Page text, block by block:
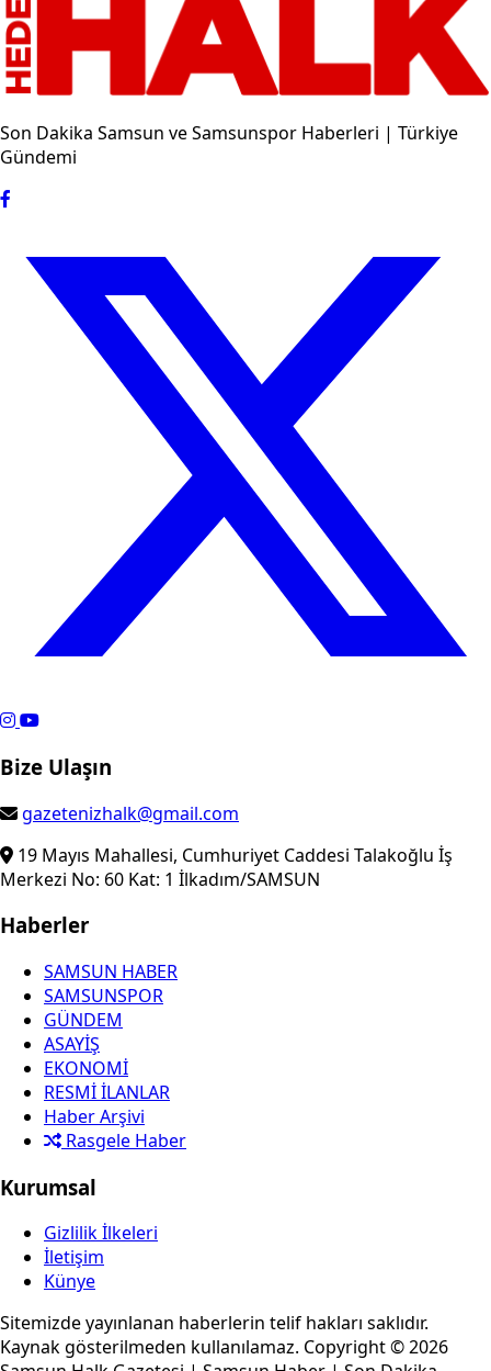
Son Dakika Samsun ve Samsunspor Haberleri | Türkiye
Gündemi
Bize Ulaşın
gazetenizhalk@gmail.com
19 Mayıs Mahallesi, Cumhuriyet Caddesi Talakoğlu İş
Merkezi No: 60 Kat: 1 İlkadım/SAMSUN
Haberler
SAMSUN HABER
SAMSUNSPOR
GÜNDEM
ASAYİŞ
EKONOMİ
RESMİ İLANLAR
Haber Arşivi
Rasgele Haber
Kurumsal
Gizlilik İlkeleri
İletişim
Künye
Sitemizde yayınlanan haberlerin telif hakları saklıdır.
Kaynak gösterilmeden kullanılamaz. Copyright © 2026